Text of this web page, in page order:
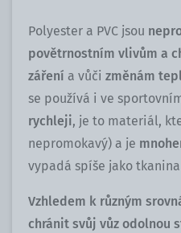
Polyester a PVC jsou
povětrnostním vlivům a
záření a vůči změnám
se používá i ve
rychleji, je to materiál,
nepromokavý) a je
vypadá spíše jako
Vzhledem k různým
chránit svůj vůz odolnou